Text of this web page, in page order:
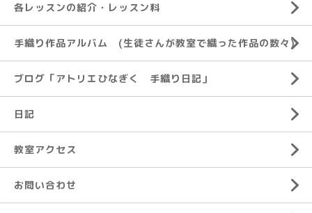
各レッスンの紹介・レッスン料
手織り作品アルバム (生徒さんが教室で織った作品の数々)
ブログ「アトリエひなぎく 手織り日記」
日記
教室アクセス
お問い合わせ